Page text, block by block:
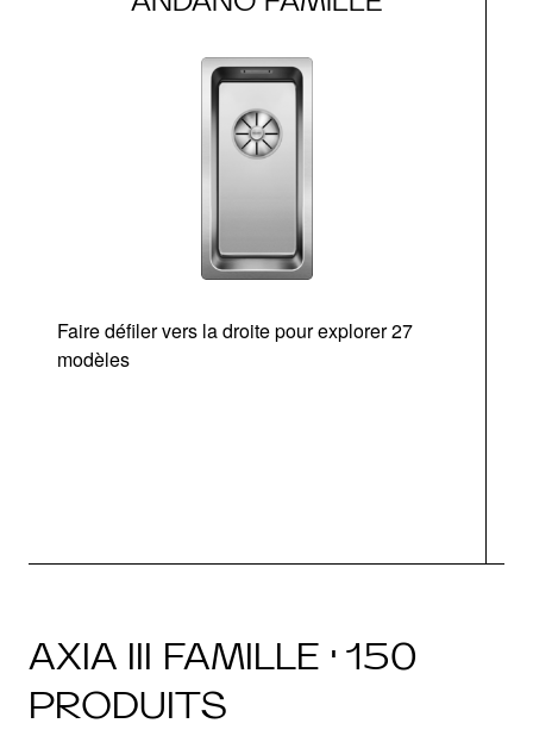
Faire défiler vers la droite pour explorer 27
modèles
AXIA III FAMILLE · 150
PRODUITS